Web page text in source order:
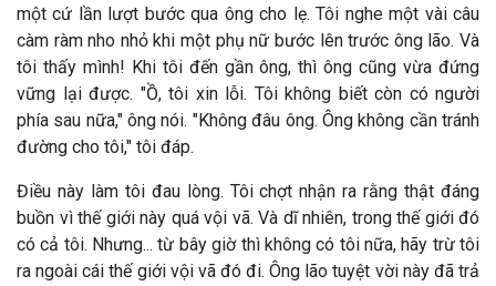
một cứ lần lượt bước qua ông cho lẹ. Tôi nghe một vài câu
càm ràm nho nhỏ khi một phụ nữ bước lên trước ông lão. Và
tôi thấy mình! Khi tôi đến gần ông, thì ông cũng vừa đứng
vững lại được. "Ồ, tôi xin lỗi. Tôi không biết còn có người
phía sau nữa," ông nói. "Không đâu ông. Ông không cần tránh
đường cho tôi," tôi đáp.
Điều này làm tôi đau lòng. Tôi chợt nhận ra rằng thật đáng
buồn vì thế giới này quá vội vã. Và dĩ nhiên, trong thế giới đó
có cả tôi. Nhưng... từ bây giờ thì không có tôi nữa, hãy trừ tôi
ra ngoài cái thế giới vội vã đó đi. Ông lão tuyệt vời này đã trả